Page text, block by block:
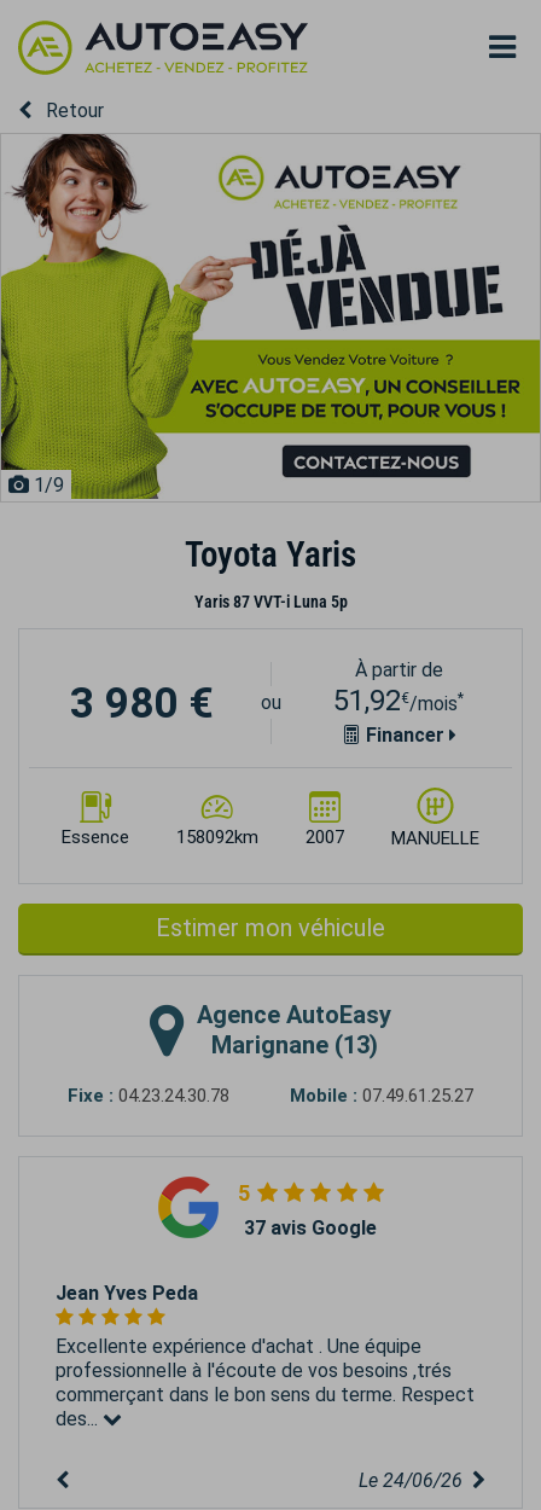
Retour
1/9
Toyota Yaris
Yaris 87 VVT-i Luna 5p
Essence 158092km 2007 MANUELLE
3 980 € ou
À partir de
51,92€/mois*
Financer
Estimer mon véhicule
Agence AutoEasy
Marignane (13)
Fixe : 04.23.24.30.78 Mobile : 07.49.61.25.27
5
37 avis Google
Jean Yves Peda
Excellente expérience d'achat . Une équipe
professionnelle à l'écoute de vos besoins ,trés
commerçant dans le bon sens du terme. Respect
des...
Le 24/06/26